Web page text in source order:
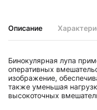
Описание
Бинокулярная лупа
оперативных
изображение,
также уменьшая
высокоточных